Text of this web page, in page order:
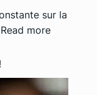
sur la
Read more